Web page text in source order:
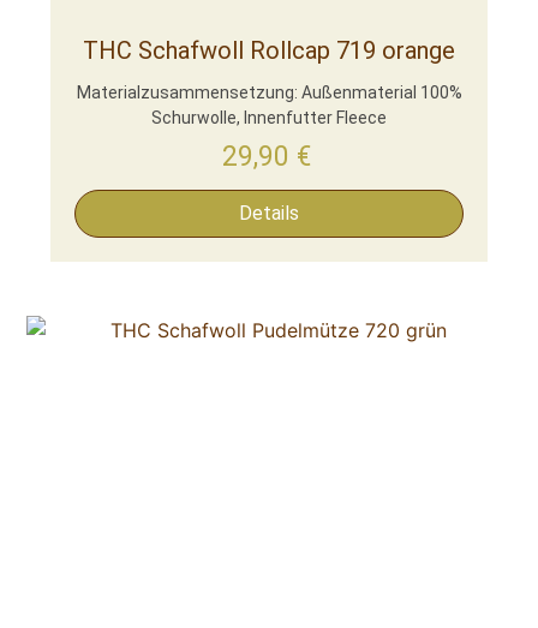
THC Schafwoll Rollcap 719 orange
Materialzusammensetzung: Außenmaterial 100%
Schurwolle, Innenfutter Fleece
29,90 €
Details